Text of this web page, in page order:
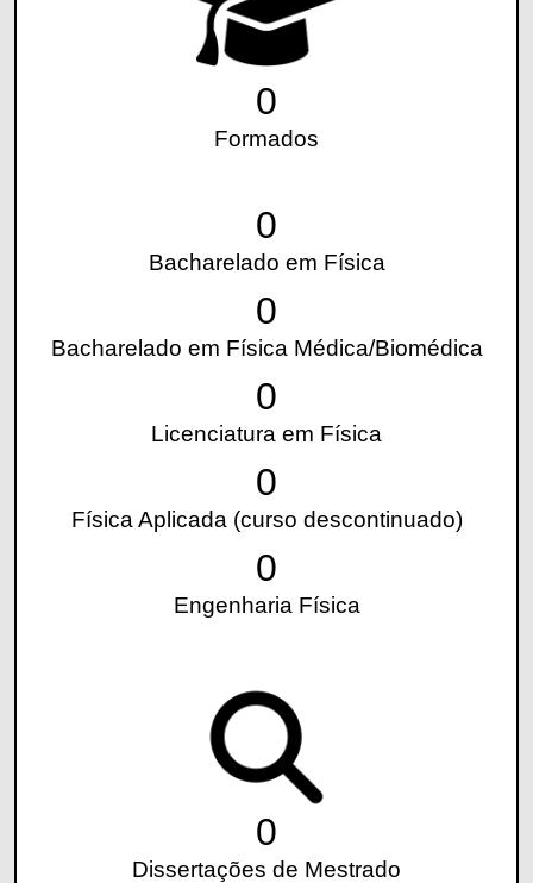
0
Formados
0
Bacharelado em Física
0
Bacharelado em Física Médica/Biomédica
0
Licenciatura em Física
0
Física Aplicada (curso descontinuado)
0
Engenharia Física
0
Dissertações de Mestrado